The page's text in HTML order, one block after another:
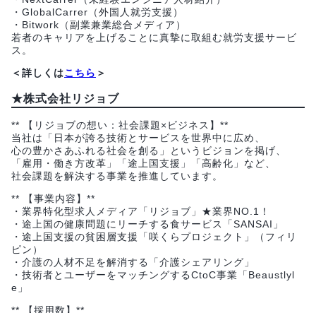
・GlobalCarrer（外国人就労支援）
・Bitwork（副業兼業総合メディア）
若者のキャリアを上げることに真摯に取組む就労支援サービ
ス。
＜詳しくはこちら ＞
★株式会社リジョブ
** 【リジョブの想い：社会課題×ビジネス】**
当社は「日本が誇る技術とサービスを世界中に広め、
心の豊かさあふれる社会を創る」というビジョンを掲げ、
「雇用・働き方改革」「途上国支援」「高齢化」など、
社会課題を解決する事業を推進しています。
** 【事業内容】**
・業界特化型求人メディア「リジョブ」★業界NO.1！
・途上国の健康問題にリーチする食サービス「SANSAI」
・途上国支援の貧困層支援「咲くらプロジェクト」（フィリ
ピン）
・介護の人材不足を解消する「介護シェアリング」
・技術者とユーザーをマッチングするCtoC事業「Beaustlyl
e」
** 【採用数】**